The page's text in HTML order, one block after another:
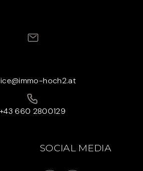
hoch2.at
+43 660 2800129
SOCIAL MEDIA